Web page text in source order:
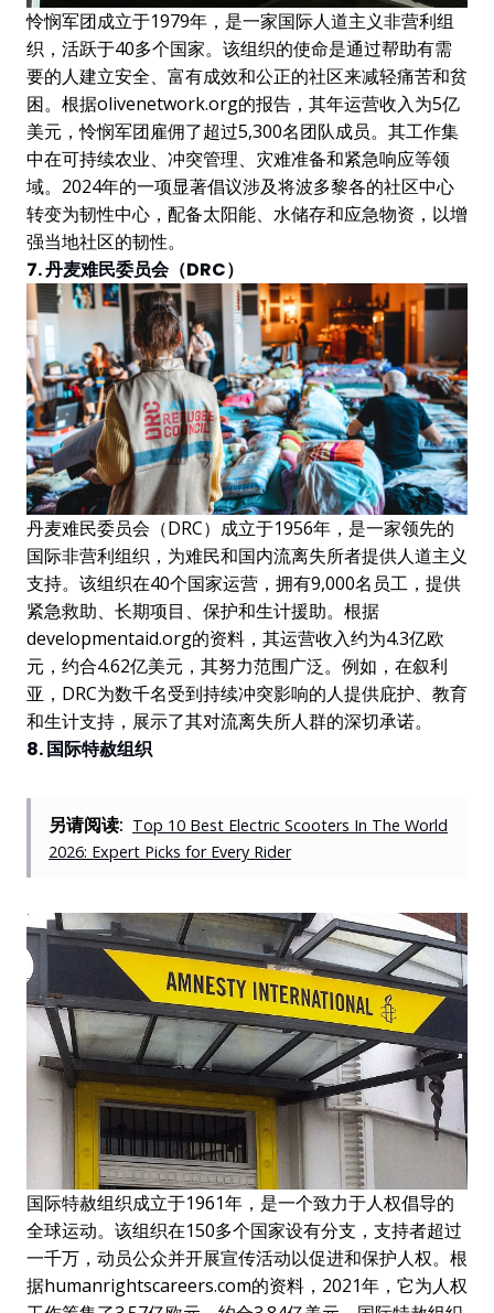
怜悯军团成立于1979年，是一家国际人道主义非营利组
织，活跃于40多个国家。该组织的使命是通过帮助有需
要的人建立安全、富有成效和公正的社区来减轻痛苦和贫
困。根据olivenetwork.org的报告，其年运营收入为5亿
美元，怜悯军团雇佣了超过5,300名团队成员。其工作集
中在可持续农业、冲突管理、灾难准备和紧急响应等领
域。2024年的一项显著倡议涉及将波多黎各的社区中心
转变为韧性中心，配备太阳能、水储存和应急物资，以增
强当地社区的韧性。
7. 丹麦难民委员会（DRC）
丹麦难民委员会（DRC）成立于1956年，是一家领先的
国际非营利组织，为难民和国内流离失所者提供人道主义
支持。该组织在40个国家运营，拥有9,000名员工，提供
紧急救助、长期项目、保护和生计援助。根据
developmentaid.org的资料，其运营收入约为4.3亿欧
元，约合4.62亿美元，其努力范围广泛。例如，在叙利
亚，DRC为数千名受到持续冲突影响的人提供庇护、教育
和生计支持，展示了其对流离失所人群的深切承诺。
8. 国际特赦组织
另请阅读: Top 10 Best Electric Scooters In The World
2026: Expert Picks for Every Rider
国际特赦组织成立于1961年，是一个致力于人权倡导的
全球运动。该组织在150多个国家设有分支，支持者超过
一千万，动员公众并开展宣传活动以促进和保护人权。根
据humanrightscareers.com的资料，2021年，它为人权